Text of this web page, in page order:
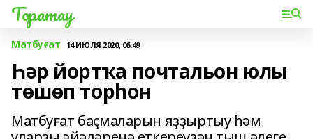
Торатау
Матбуғат 14 ИЮЛЯ 2020, 06:49
Һәр йортҡа почтальон юлы
төшөп торһон
Матбуғат баҫмаларын яҙҙыртыу һәм